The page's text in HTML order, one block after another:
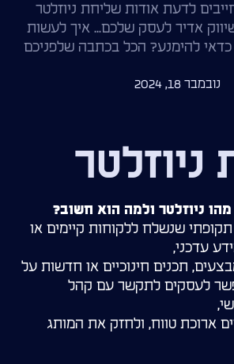
לדעת אודות שליחת ניוזלטר
אדיר לעסק שלכם... איך לעשות
כדאי להימנע? הכל בכתבה שלפניכם
נובמבר 18, 2024
ניוזלטר
ניוזלטר ולמה הוא חשוב?
תקופתי שנשלח ללקוחות קיימים או
עדכני,
תכנים חינוכיים או חדשות על
לעסקים לתקשר עם קהל
ארוכת טווח, ולחזק את המותג